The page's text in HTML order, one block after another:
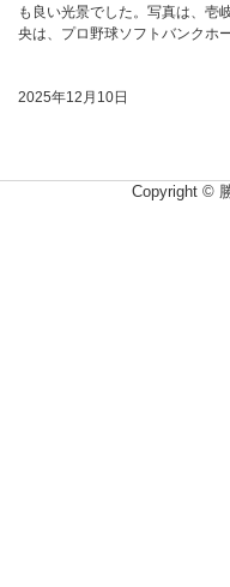
も良い光景でした。写真は、壱
央は、プロ野球ソフトバンクホ
2025年12月10日
Copyright ©